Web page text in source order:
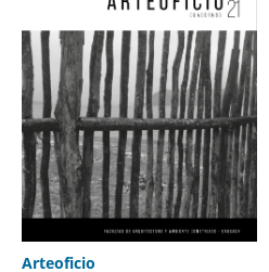
Arteoficio